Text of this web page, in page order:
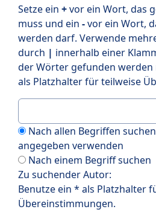
Setze ein +vor ein Wort, das
muss und ein -vor ein Wort,
werden darf. Verwende
durch | innerhalb einer
der Wörter gefunden werden
als Platzhalter für teilweise
Nach allen Begriffen
angegeben verwenden
Nach einem Begriff suchen
Zu suchender Autor:
Benutze ein * als Platzhalter
Übereinstimmungen.